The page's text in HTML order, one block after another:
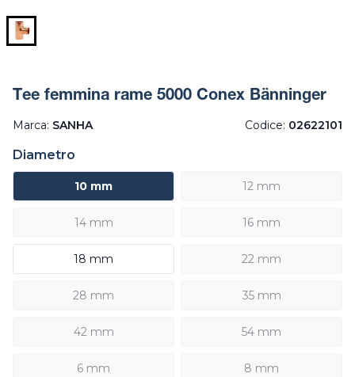
Tee femmina rame 5000 Conex Bänninger
Marca: SANHA Codice: 02622101
Diametro
10 mm 12 mm
14 mm 16 mm
18 mm 22 mm
28 mm 35 mm
42 mm 54 mm
6 mm 8 mm